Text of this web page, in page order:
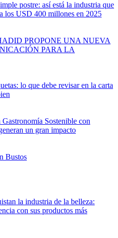
postre: así está la industria que
los USD 400 millones en 2025
PROPONE UNA NUEVA
PARA LA
lo que debe revisar en la carta
Sostenible con
un gran impacto
Bustos
la industria de la belleza:
con sus productos más